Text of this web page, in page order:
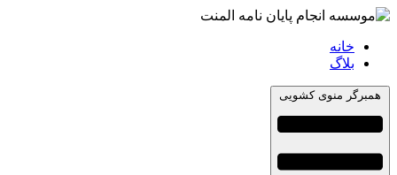
خانه
بلاگ
همبرگر منوی کشویی